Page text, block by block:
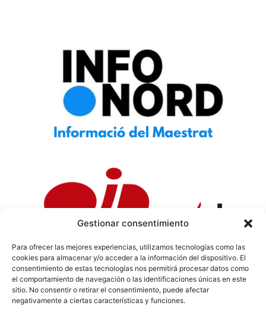
Gestionar consentimiento
Para ofrecer las mejores experiencias, utilizamos tecnologías como las
cookies para almacenar y/o acceder a la información del dispositivo. El
consentimiento de estas tecnologías nos permitirá procesar datos como
el comportamiento de navegación o las identificaciones únicas en este
sitio. No consentir o retirar el consentimiento, puede afectar
negativamente a ciertas características y funciones.
Política de Privacidad| Política de Cookies|Aviso
Legal|Codi ètic|Tarifes de Publicitat